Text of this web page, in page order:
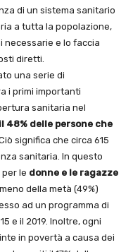
di un sistema sanitario
a tutta la popolazione,
necessarie e lo faccia
diretti.
una serie di
i primi importanti
sanitaria nel
48% delle persone che
Ciò significa che circa 615
sanitaria. In questo
per le donne e le ragazze
della metà (49%)
ad un programma di
e il 2019. Inoltre, ogni
in povertà a causa dei